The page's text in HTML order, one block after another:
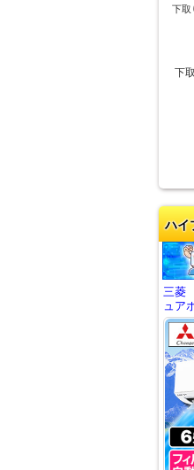
下取
下
ハイ
三菱
ュア